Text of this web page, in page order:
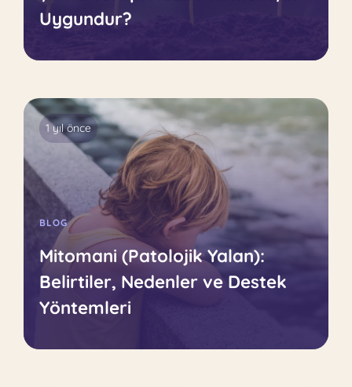
Uygundur?
1 yıl önce
BLOG
Mitomani (Patolojik Yalan):
Belirtiler, Nedenler ve Destek
Yöntemleri